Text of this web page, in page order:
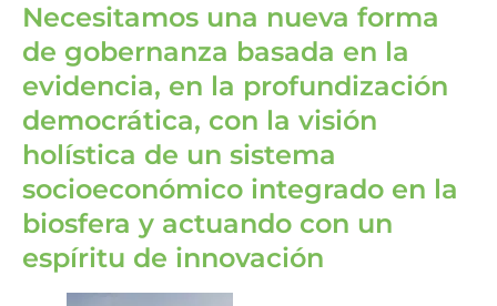
Necesitamos una nueva forma
de gobernanza basada en la
evidencia, en la profundización
democrática, con la visión
holística de un sistema
socioeconómico integrado en la
biosfera y actuando con un
espíritu de innovación